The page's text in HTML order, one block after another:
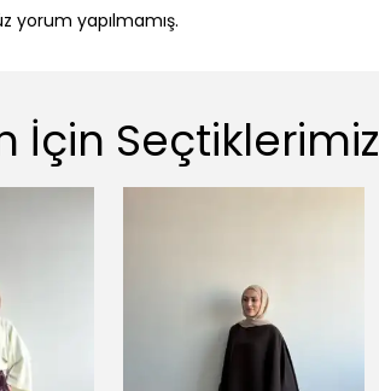
yorum yapılmamış.
İçin Seçtiklerimiz